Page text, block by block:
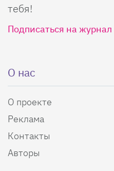
тебя!
Подписаться на журнал
О нас
О проекте
Реклама
Контакты
Авторы